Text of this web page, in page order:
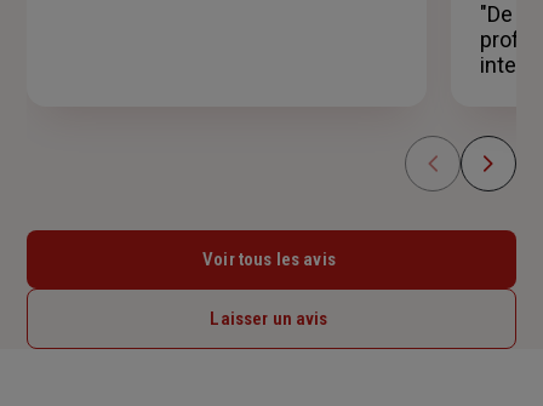
"De
Voir tous les avis
Laisser un avis